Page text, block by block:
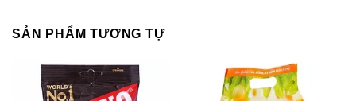
Fortadeck ván sàn
Dịch Vụ Đăng Ký Kinh Doanh
SẢN PHẨM TƯƠNG TỰ